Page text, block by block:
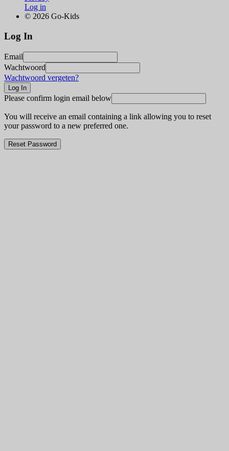
Log in
© 2026 Go-Kids
Log In
Email
Wachtwoord
Wachtwoord vergeten?
Please confirm login email below
You will receive an email containing a link allowing you to reset
your password to a new preferred one.